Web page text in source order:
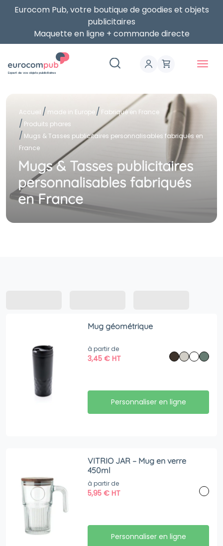
Eurocom Pub, votre boutique de goodies et objets
publicitaires
Maquette en ligne + commande directe
Expert de vos objets publicitaires
Accueil made in Europe
Fabriqué en France
Produits phares
Mugs & Tasses publicitaires personnalisables fabriqués en
France
Mugs & Tasses publicitaires
personnalisables fabriqués
en France
Mug géométrique
à partir de
3,45€ HT
Personnaliser en ligne
VITRIO JAR – Mug en verre
450ml
à partir de
5,95€ HT
Personnaliser en ligne